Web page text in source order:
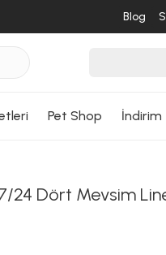
Blog
Pet Shop İndirim
24 Dört Mevsim